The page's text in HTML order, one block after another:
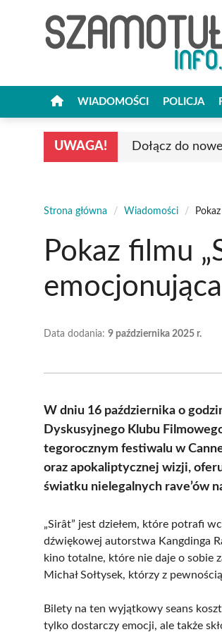
WIADOMOŚCI POLICJA
UWAGA! Dołącz do
Strona główna / Wiadomości /
Pokaz filmu
Data dodania: 9 października 2025 r.
W dniu 16 października o
Dyskusyjnego Klubu
tegorocznym festiwalu w
oraz apokaliptycznej wizji,
światku nielegalnych rave’ów
„Sirât” jest dziełem, które potrafi
dźwiękowej autorstwa Kangdinga
kino totalne, które nie daje o sobie
Michał Sołtysek, którzy z
Bilety na ten wyjątkowy seans
tylko dostarczy emocji, ale także